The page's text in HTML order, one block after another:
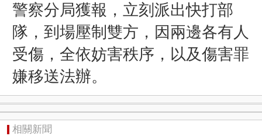
警察分局獲報，立刻派出快打部
隊，到場壓制雙方，因兩邊各有人
受傷，全依妨害秩序，以及傷害罪
嫌移送法辦。
相關新聞